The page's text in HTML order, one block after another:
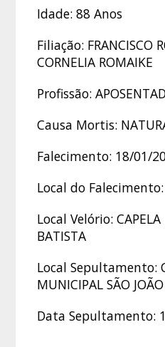
Idade: 88 Anos
Filiação: FRANCISCO
CORNELIA ROMAIKE
Profissão:
Causa Mortis:
Falecimento: 18/01/
Local do
Local Velório: CAPELA
BATISTA
Local Sepultamento:
MUNICIPAL SÃO
Data Sepultamento: